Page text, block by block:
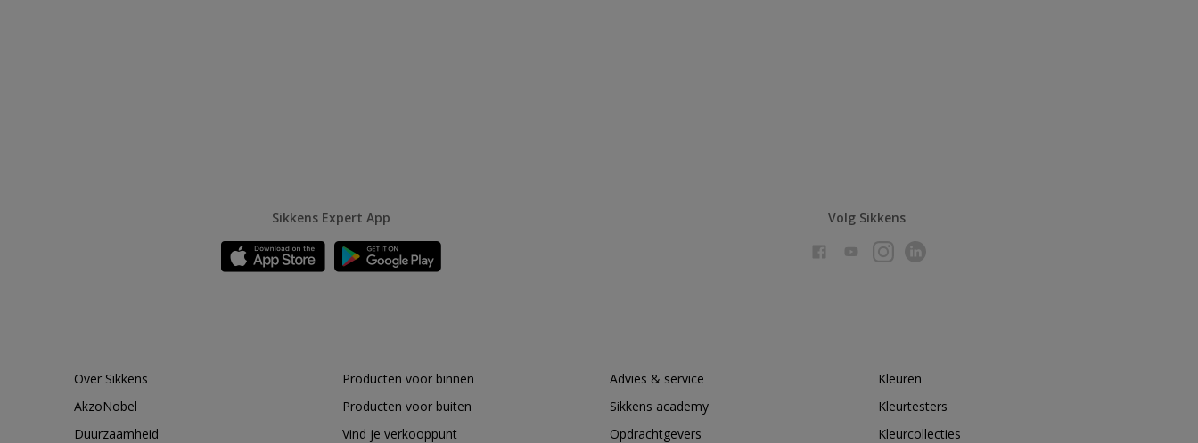
Sikkens Expert App Volg Sikkens
Over Sikkens
AkzoNobel
Duurzaamheid
Producten voor binnen
Producten voor buiten
Vind je verkooppunt
Advies & service
Sikkens academy
Opdrachtgevers
Kleuren
Kleurtesters
Kleurcollecties